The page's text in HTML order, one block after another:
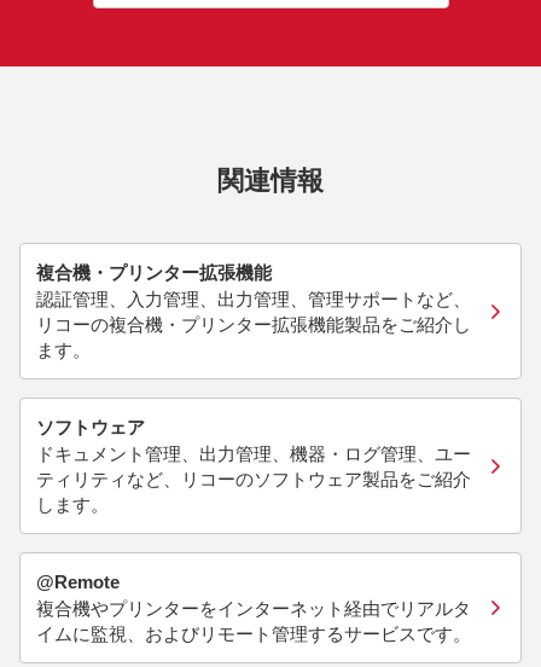
関連情報
複合機・プリンター拡張機能
認証管理、入力管理、出力管理、管理サポートなど、
リコーの複合機・プリンター拡張機能製品をご紹介し
ます。
ソフトウェア
ドキュメント管理、出力管理、機器・ログ管理、ユー
ティリティなど、リコーのソフトウェア製品をご紹介
します。
@Remote
複合機やプリンターをインターネット経由でリアルタ
イムに監視、およびリモート管理するサービスです。